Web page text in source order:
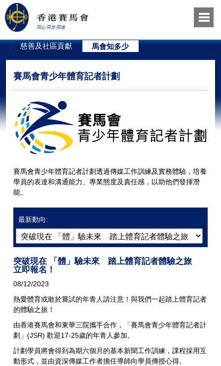
慈善及社區貢獻 馬會知多少
賽馬會青少年體育記者計劃
賽馬會青少年體育記者計劃透過傳媒工作訓練及實務體驗，培養
學員的表達和溝通能力、專業態度及責任感，以助他們發揮潛
能。
最新動向:
突破現在 「體」驗未來 踏上體育記者體驗之旅
立即報名！
08/12/2023
熱愛體育或敢於嘗試的年青人請注意！與我們一起踏上體育記者
的體驗之旅！
由香港賽馬會和東華三院攜手合作，「賽馬會青少年體育記者計
劃」(JSR) 歡迎17-25歲的年青人參加。
計劃學員將會得到為期六個月的基本新聞工作訓練，課程採用互
動形式，並由資深傳媒工作者擔任導師向學員傳授心得。